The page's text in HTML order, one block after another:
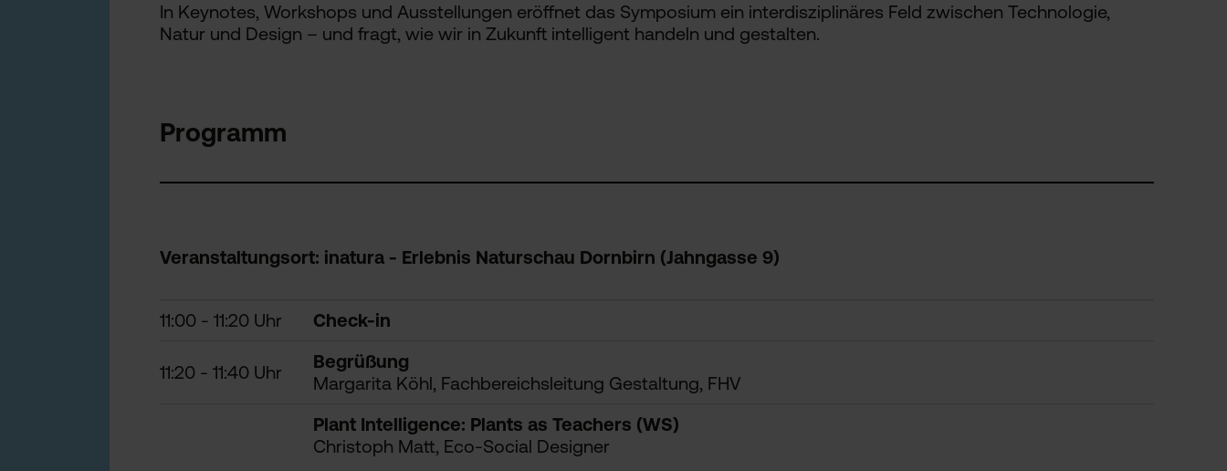
In Keynotes, Workshops und Ausstellungen eröffnet das Symposium ein interdisziplinäres Feld zwischen Technologie,
Natur und Design – und fragt, wie wir in Zukunft intelligent handeln und gestalten.
Programm
Veranstaltungsort: inatura - Erlebnis Naturschau Dornbirn (Jahngasse 9)
11:00 - 11:20 Uhr Check-in
11:20 - 11:40 Uhr
Begrüßung
Margarita Köhl, Fachbereichsleitung Gestaltung, FHV
Plant Intelligence: Plants as Teachers (WS)
Christoph Matt, Eco-Social Designer